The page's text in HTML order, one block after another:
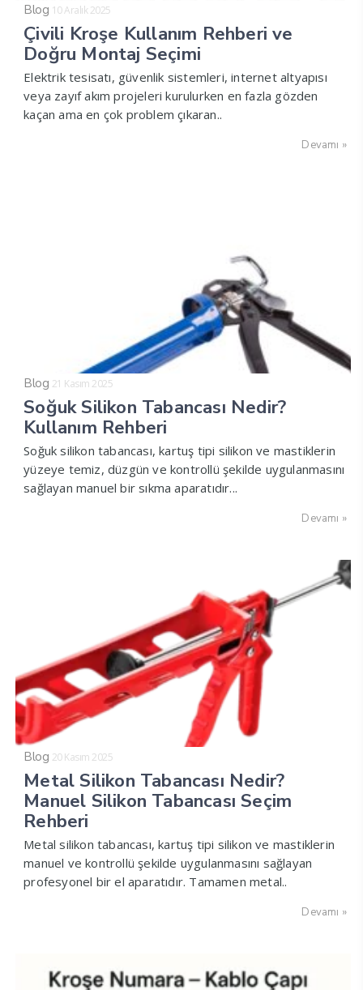
Blog 10 Aralık 2025
Çivili Kroşe Kullanım Rehberi ve
Doğru Montaj Seçimi
Elektrik tesisatı, güvenlik sistemleri, internet altyapısı
veya zayıf akım projeleri kurulurken en fazla gözden
kaçan ama en çok problem çıkaran..
Devamı »
Blog 21 Kasım 2025
Soğuk Silikon Tabancası Nedir?
Kullanım Rehberi
Soğuk silikon tabancası, kartuş tipi silikon ve mastiklerin
yüzeye temiz, düzgün ve kontrollü şekilde uygulanmasını
sağlayan manuel bir sıkma aparatıdır...
Devamı »
Blog 20 Kasım 2025
Metal Silikon Tabancası Nedir?
Manuel Silikon Tabancası Seçim
Rehberi
Metal silikon tabancası, kartuş tipi silikon ve mastiklerin
manuel ve kontrollü şekilde uygulanmasını sağlayan
profesyonel bir el aparatıdır. Tamamen metal..
Devamı »